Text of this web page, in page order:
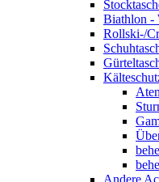
Biathlon -
Rollski-/
Andere